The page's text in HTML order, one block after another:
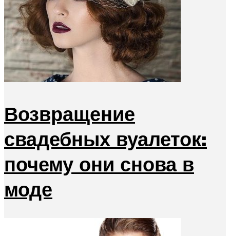
Возвращение
свадебных вуалеток:
почему они снова в
моде